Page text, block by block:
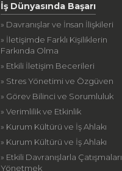
İş Dünyasında Başarı
» Davranışlar ve İnsan İlişkileri
» İletişimde Farklı Kişiliklerin
Farkında Olma
» Etkili İletişim Becerileri
» Stres Yönetimi ve Özgüven
» Görev Bilinci ve Sorumluluk
» Verimlilik ve Etkinlik
» Kurum Kültürü ve İş Ahlakı
» Kurum Kültürü ve İş Ahlakı
» Etkili Davranışlarla Çatışmaları
Yönetmek